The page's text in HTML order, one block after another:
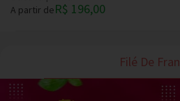
A partir deR$ 196,00
Filé De